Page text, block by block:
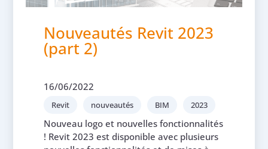
Nouveautés Revit 2023
(part 2)
16/06/2022
Revit nouveautés BIM 2023
Nouveau logo et nouvelles fonctionnalités
! Revit 2023 est disponible avec plusieurs